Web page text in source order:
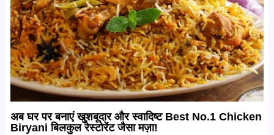
अब घर पर बनाएं खुशबूदार और स्वादिष्ट Best No.1 Chicken
Biryani बिलकुल रेस्टोरेंट जैसा मज़ा!